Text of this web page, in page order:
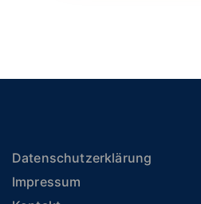
Datenschutzerklärung
Impressum